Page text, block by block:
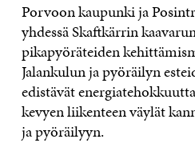
Porvoon kaupunki ja
yhdessä Skaftkärrin
pikapyöräteiden
Jalankulun ja pyöräilyn
edistävät
kevyen liikenteen väylät
ja pyöräilyyn.